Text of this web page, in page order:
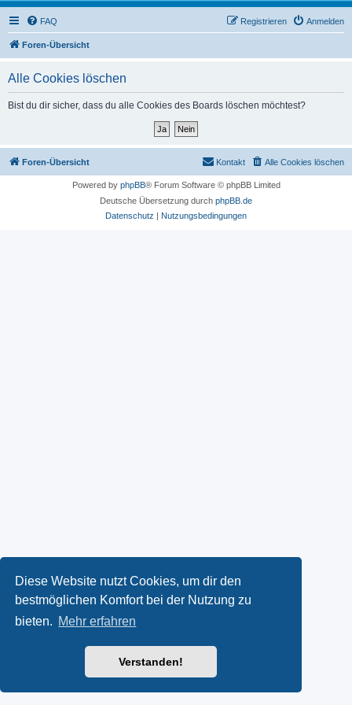
Diese Website nutzt Cookies, um dir den
bestmöglichen Komfort bei der Nutzung zu
bieten. Mehr erfahren
Verstanden!
FAQ Anmelden
Registrieren
Foren-Übersicht
Alle Cookies löschen
Bist du dir sicher, dass du alle Cookies des Boards löschen möchtest?
Foren-Übersicht Alle Cookies löschen
Kontakt
Powered by phpBB® Forum Software © phpBB Limited
Deutsche Übersetzung durch phpBB.de
Datenschutz | Nutzungsbedingungen